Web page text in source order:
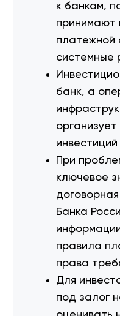
к банкам,
принимают
платежной
системные
банк, а
инвестиций
При
ключевое
Банка
правила
права
Для
под залог